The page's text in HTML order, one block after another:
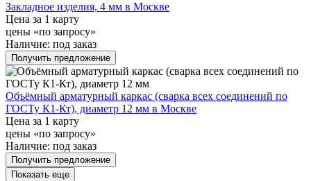
Закладное изделия, 4 мм в Москве
Цена за 1 карту
цены «по запросу»
Наличие: под заказ
Получить предложение
Объёмный арматурный каркас (сварка всех соединений по
ГОСТу К1-Кт), диаметр 12 мм в Москве
Цена за 1 карту
цены «по запросу»
Наличие: под заказ
Получить предложение
Показать еще